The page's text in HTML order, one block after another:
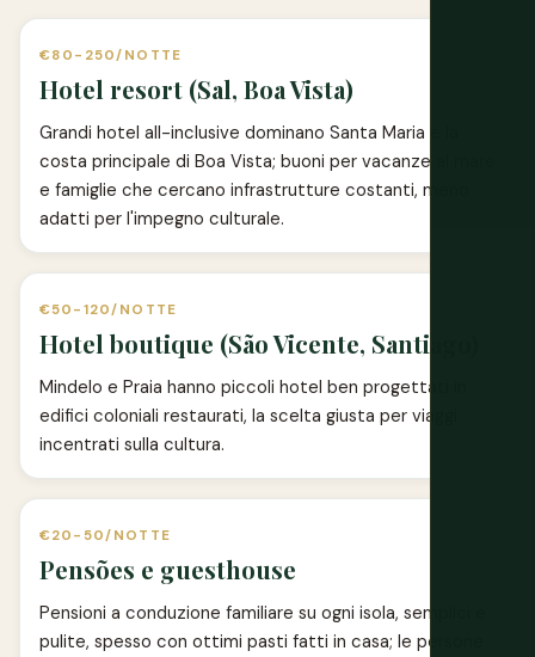
€80-250/NOTTE
Hotel resort (Sal, Boa Vista)
Grandi hotel all-inclusive dominano Santa Maria e la
costa principale di Boa Vista; buoni per vacanze al mare
e famiglie che cercano infrastrutture costanti, meno
adatti per l'impegno culturale.
€50-120/NOTTE
Hotel boutique (São Vicente, Santiago)
Mindelo e Praia hanno piccoli hotel ben progettati in
edifici coloniali restaurati, la scelta giusta per viaggi
incentrati sulla cultura.
€20-50/NOTTE
Pensões e guesthouse
Pensioni a conduzione familiare su ogni isola, semplici e
pulite, spesso con ottimi pasti fatti in casa; le persone